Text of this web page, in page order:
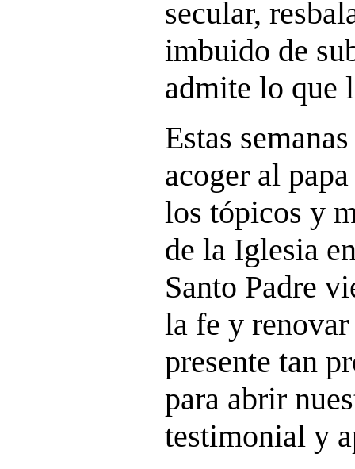
secular,
imbuido de
admite lo que
Estas
acoger al
los tópicos y
de la Iglesia
Santo Padre
la fe y renovar
presente tan
para abrir
testimonial y